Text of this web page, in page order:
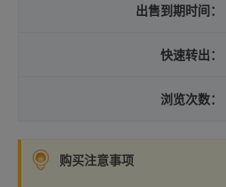
出售到期时间：
快速转出：
浏览次数：
购买注意事项